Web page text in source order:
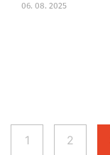
06. 08. 2025
1 2